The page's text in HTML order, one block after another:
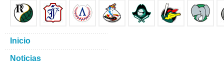
Inicio
Noticias